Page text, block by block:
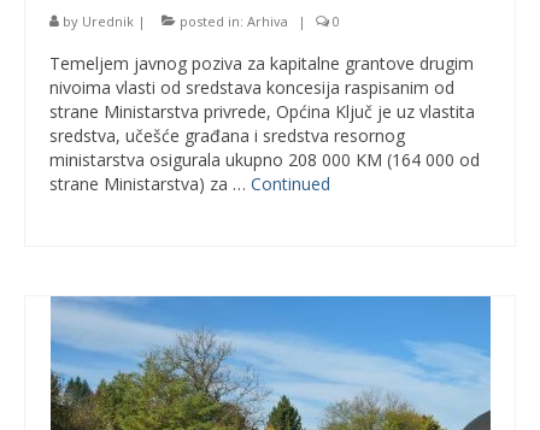
by Urednik | posted in: Arhiva | 0
Temeljem javnog poziva za kapitalne grantove drugim
nivoima vlasti od sredstava koncesija raspisanim od
strane Ministarstva privrede, Općina Ključ je uz vlastita
sredstva, učešće građana i sredstva resornog
ministarstva osigurala ukupno 208 000 KM (164 000 od
strane Ministarstva) za … Continued